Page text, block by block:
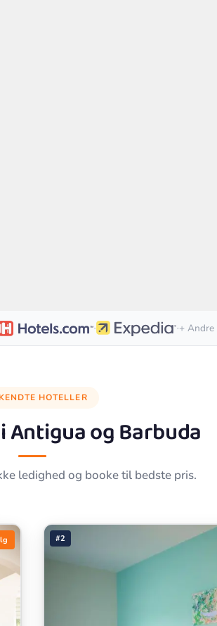
· ·+ Andre
HOTELLER
Antigua og Barbuda
ledighed og booke til bedste pris.
#2